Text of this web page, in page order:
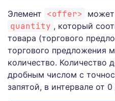
Элемент <offer> может
quantity , который
товара (торгового
торгового предложения
количество. Количество
дробным числом с
запятой, в интервале от